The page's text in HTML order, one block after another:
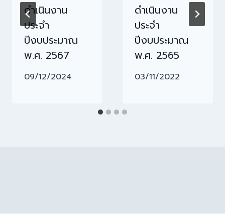
ดำเนินงาน
ประจำ
ปีงบประมาณ
พ.ศ. 2567
09/12/2024
ดำเนินงาน
ประจำ
ปีงบประมาณ
พ.ศ. 2565
03/11/2022